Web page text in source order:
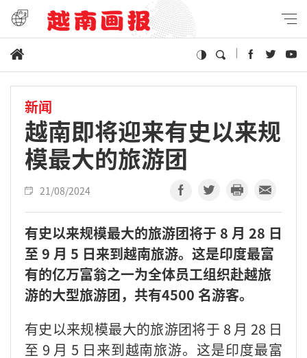
新闻
越南即将迎来有史以来规
模最大的旅游团
21/08/2024
有史以来规模最大的旅游团将于 8 月 28 日
至 9 月 5 日来到越南旅游。这是印度最富
有的亿万富翁之一为全体员工组织赴越旅
游的大型旅游团，共有4500 名游客。
有史以来规模最大的旅游团将于 8 月 28 日
至 9 月 5 日来到越南旅游。这是印度最富